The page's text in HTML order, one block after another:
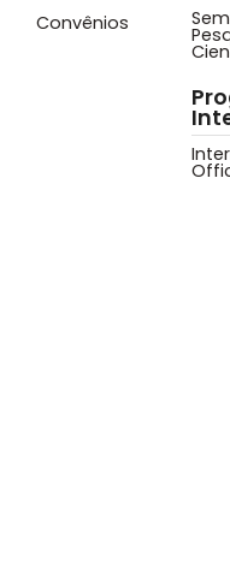
Convênios